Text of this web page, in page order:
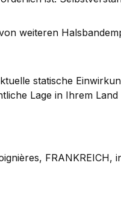
weiteren
statische
Lage in Ihrem
FRANKREICH,